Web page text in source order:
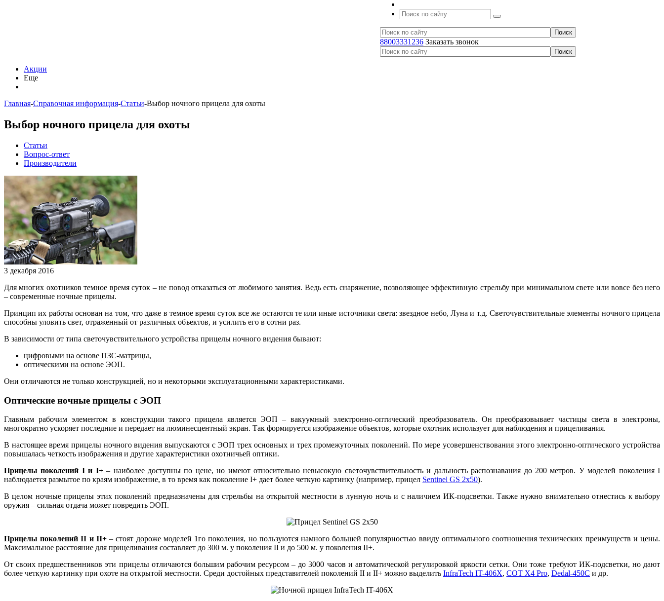
88003331236 Заказать звонок
Акции
Еще
Главная-Справочная информация-Статьи-Выбор ночного прицела для охоты
Выбор ночного прицела для охоты
Статьи
Вопрос-ответ
Производители
3 декабря 2016
Для многих охотников темное время суток – не повод отказаться от любимого занятия. Ведь есть снаряжение, позволяющее эффективную стрельбу при минимальном свете или вовсе без него
– современные ночные прицелы.
Принцип их работы основан на том, что даже в темное время суток все же остаются те или иные источники света: звездное небо, Луна и т.д. Светочувствительные элементы ночного прицела
способны уловить свет, отраженный от различных объектов, и усилить его в сотни раз.
В зависимости от типа светочувствительного устройства прицелы ночного видения бывают:
цифровыми на основе ПЗС-матрицы,
оптическими на основе ЭОП.
Они отличаются не только конструкцией, но и некоторыми эксплуатационными характеристиками.
Оптические ночные прицелы с ЭОП
Главным рабочим элементом в конструкции такого прицела является ЭОП – вакуумный электронно-оптический преобразователь. Он преобразовывает частицы света в электроны,
многократно ускоряет последние и передает на люминесцентный экран. Так формируется изображение объектов, которые охотник использует для наблюдения и прицеливания.
В настоящее время прицелы ночного видения выпускаются с ЭОП трех основных и трех промежуточных поколений. По мере усовершенствования этого электронно-оптического устройства
повышалась четкость изображения и другие характеристики охотничьей оптики.
Прицелы поколений I и I+– наиболее доступны по цене, но имеют относительно невысокую светочувствительность и дальность распознавания до 200 метров. У моделей поколения I
наблюдается размытое по краям изображение, в то время как поколение I+ дает более четкую картинку (например, прицел Sentinel GS 2x50).
В целом ночные прицелы этих поколений предназначены для стрельбы на открытой местности в лунную ночь и с наличием ИК-подсветки. Также нужно внимательно отнестись к выбору
оружия – сильная отдача может повредить ЭОП.
Прицелы поколений II и II+– стоят дороже моделей 1го поколения, но пользуются намного большей популярностью ввиду оптимального соотношения технических преимуществ и цены.
Максимальное расстояние для прицеливания составляет до 300 м. у поколения II и до 500 м. у поколения II+.
От своих предшественников эти прицелы отличаются большим рабочим ресурсом – до 3000 часов и автоматической регулировкой яркости сетки. Они тоже требуют ИК-подсветки, но дают
более четкую картинку при охоте на открытой местности. Среди достойных представителей поколений II и II+ можно выделить InfraTech IT-406X, СОТ X4 Pro, Dedal-450C и др.